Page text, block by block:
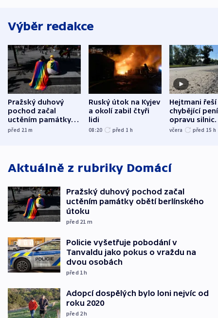
Výběr redakce
Pražský duhový
pochod začal
uctěním památky
obětí berlínského
před 21m
Ruský útok na Kyjev
a okolí zabil čtyři
lidi
08:20 před 1 h
Hejtmani řeší
chybějící
opravu silnic.
nenárokové,
včera před 15 h
Aktuálně z rubriky Domácí
Pražský duhový pochod začal
uctěním památky obětí berlínského
útoku
před 21 m
Policie vyšetřuje pobodání v
Tanvaldu jako pokus o vraždu na
dvou osobách
před 1h
Adopcí dospělých bylo loni nejvíc od
roku 2020
před 2h